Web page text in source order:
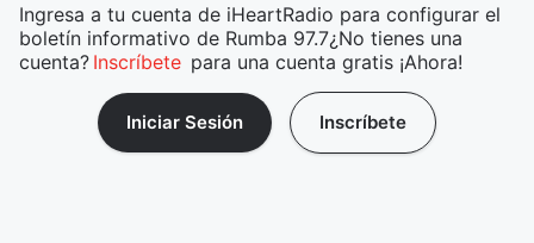
Ingresa a tu cuenta de iHeartRadio para configurar el
boletín informativo de Rumba 97.7¿No tienes una
cuenta? Inscríbete para una cuenta gratis ¡Ahora!
Iniciar Sesión Inscríbete